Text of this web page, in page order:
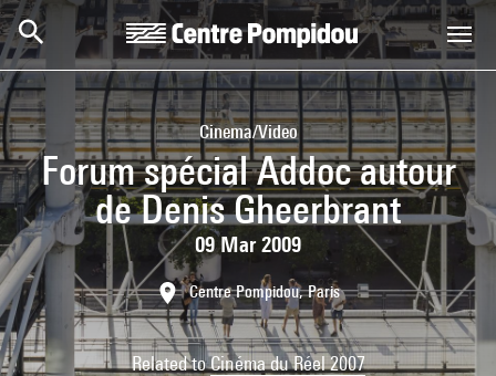
Skip to main content
Centre Pompidou
Cinema/Video
Forum spécial Addoc autour
de Denis Gheerbrant
09 Mar 2009
Centre Pompidou, Paris
Related toCinéma du Réel 2007